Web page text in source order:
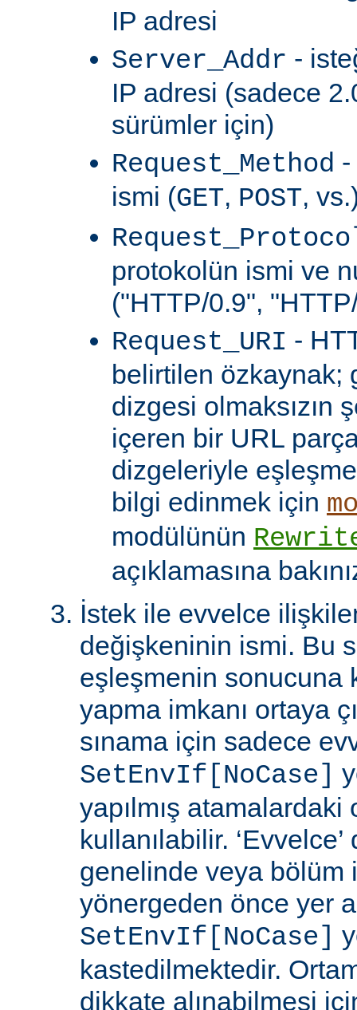
IP adresi
Server_Addr -
IP adresi (sadece
sürümler için)
Request_Method -
ismi (GET, POST,
protokolün ismi ve
("HTTP/0.9",
Request_URI -
belirtilen özkaynak;
dizgesi olmaksızın
içeren bir URL
dizgeleriyle
bilgi edinmek için
modülünün
açıklamasına
İstek ile evvelce
değişkeninin ismi. Bu
eşleşmenin sonucuna
yapma imkanı ortaya
sınama için sadece
SetEnvIf[NoCase]
yapılmış
kullanılabilir.
genelinde veya bölüm
yönergeden önce yer
SetEnvIf[NoCase]
kastedilmektedir.
dikkate alınabilmesi